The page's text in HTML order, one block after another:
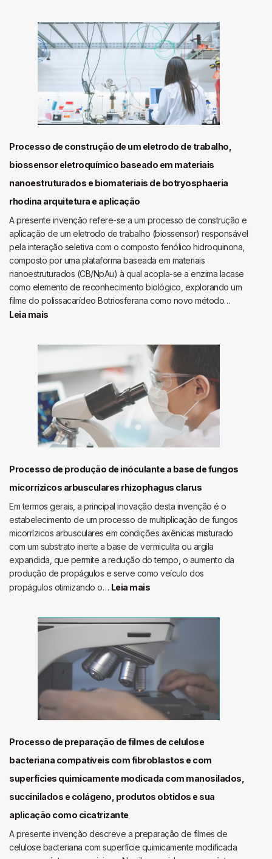
produção
de
ramnolipídeos
por
fermentação
submersa
na
de
torta
milho
substrato
Processo de construção de um eletrodo de trabalho,
biossensor eletroquímico baseado em materiais
nanoestruturados e biomateriais de botryosphaeria
rhodina arquitetura e aplicação
A presente invenção refere-se a um processo de construção e
aplicação de um eletrodo de trabalho (biossensor) responsável
pela interação seletiva com o composto fenólico hidroquinona,
composto por uma plataforma baseada em materiais
nanoestruturados (CB/NpAu) à qual acopla-se a enzima lacase
como elemento de reconhecimento biológico, explorando um
filme do polissacarídeo Botriosferana como novo método…
Leia mais:
de
um
eletrodo
de
trabalho,
biossensor
baseado
nanoestruturados
e
biomateriais
de
botryosphaeria
rhodina
arquitetura
aplicação
Processo de produção de inóculante a base de fungos
micorrízicos arbusculares rhizophagus clarus
Em termos gerais, a principal inovação desta invenção é o
estabelecimento de um processo de multiplicação de fungos
micorrízicos arbusculares em condições axênicas misturado
com um substrato inerte a base de vermiculita ou argila
expandida, que permite a redução do tempo, o aumento da
produção de propágulos e serve como veículo dos
propágulos otimizando o… Leia mais:
produção
de
inóculante
base
de
fungos
arbusculares
rhizophagus
Processo de preparação de filmes de celulose
bacteriana compatíveis com fibroblastos e com
superfícies quimicamente modicada com manosilados,
succinilados e colágeno, produtos obtidos e sua
aplicação como cicatrizante
A presente invenção descreve a preparação de filmes de
celulose bacteriana com superfície quimicamente modificada